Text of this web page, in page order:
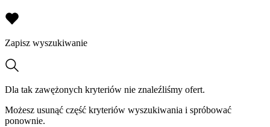
Zapisz wyszukiwanie
Dla tak zawężonych kryteriów nie znaleźliśmy ofert.
Możesz usunąć część kryteriów wyszukiwania i spróbować
ponownie.